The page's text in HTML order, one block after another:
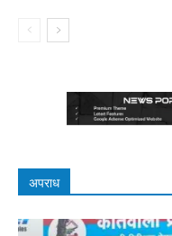
अपराध